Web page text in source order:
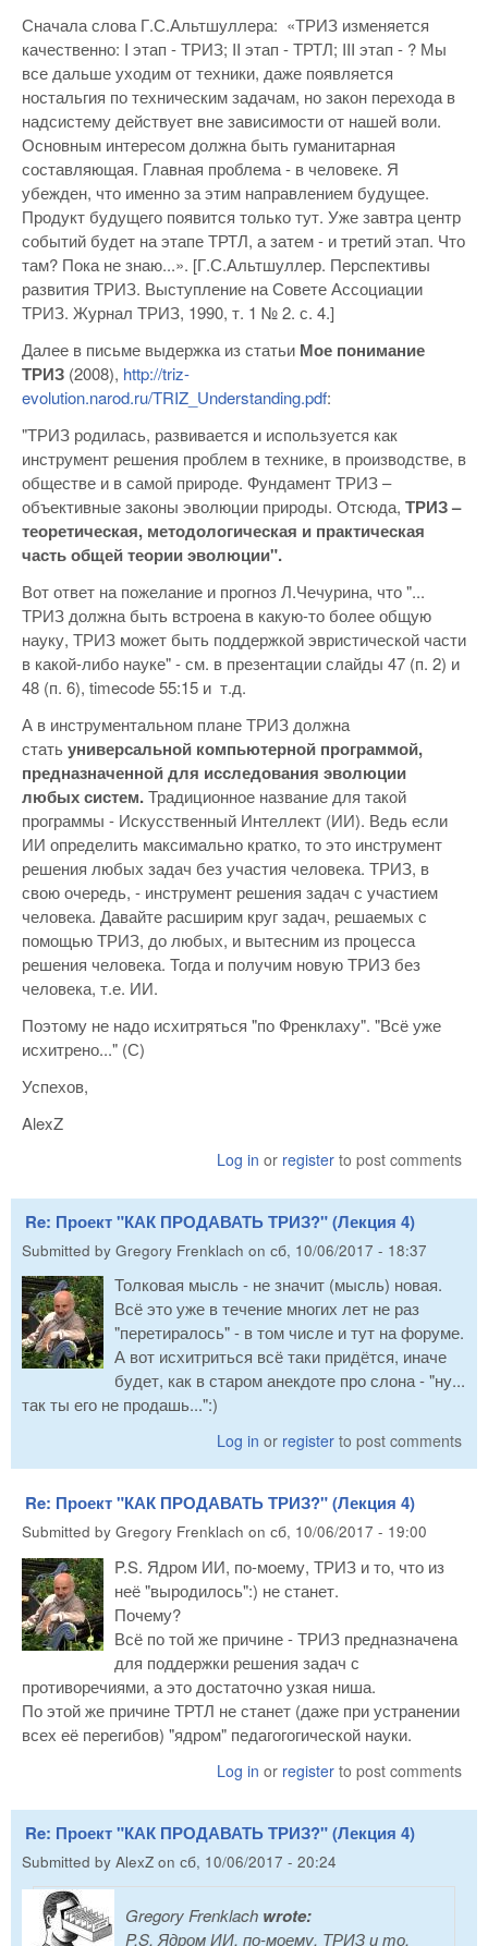
​​Сначала слова Г.С.Альтшуллера: «ТРИЗ изменяется
качественно: I этап - ТРИЗ; II этап - ТРТЛ; III этап - ? Мы
все дальше уходим от техники, даже появляется
ностальгия по техническим задачам, но закон перехода в
надсистему действует вне зависимости от нашей воли.
Основным интересом должна быть гуманитарная
составляющая. Главная проблема - в человеке. Я
убежден, что именно за этим направлением будущее.
Продукт будущего появится только тут. Уже завтра центр
событий будет на этапе ТРТЛ, а затем - и третий этап. Что
там? Пока не знаю...». [Г.С.Альтшуллер. Перспективы
развития ТРИЗ. Выступление на Совете Ассоциации
ТРИЗ. Журнал ТРИЗ, 1990, т. 1 № 2. с. 4.]
Далее в письме выдержка из статьи Мое понимание
ТРИЗ (2008), http://triz-
evolution.narod.ru/TRIZ_Understanding.pdf:
"ТРИЗ родилась, развивается и используется как
инструмент решения проблем в технике, в производстве, в
обществе и в самой природе. Фундамент ТРИЗ –
объективные законы эволюции природы. Отсюда, ТРИЗ –
теоретическая, методологическая и практическая
часть общей теории эволюции".
Вот ответ на пожелание и прогноз Л.Чечурина, что "...
ТРИЗ должна быть встроена в какую-то более общую
науку, ТРИЗ может быть поддержкой эвристической части
в какой-либо науке" - см. в презентации слайды 47 (п. 2) и
48 (п. 6), timecode 55:15 и т.д.
А в инструментальном плане ТРИЗ должна
статьуниверсальной компьютерной программой,
предназначенной для исследования эволюции
любых систем.Традиционное название для такой
программы - Искусственный Интеллект (ИИ). Ведь если
ИИ определить максимально кратко, то это инструмент
решения любых задач без участия человека. ТРИЗ, в
свою очередь, - инструмент решения задач с участием
человека. Давайте расширим круг задач, решаемых с
помощью ТРИЗ, до любых, и вытесним из процесса
решения человека. Тогда и получим новую ТРИЗ без
человека, т.е. ИИ.
Поэтому не надо исхитряться "по Френклаху". "Всё уже
исхитрено..." (С)
Успехов,
AlexZ
Log in or register to post comments
Re: Проект "КАК ПРОДАВАТЬ ТРИЗ?" (Лекция 4)
Submitted by Gregory Frenklach on сб, 10/06/2017 - 18:37
Толковая мысль - не значит (мысль) новая.
Всё это уже в течение многих лет не раз
"перетиралось" - в том числе и тут на форуме.
А вот исхитриться всё таки придётся, иначе
будет, как в старом анекдоте про слона - "ну...
так ты его не продашь...":)
Log in or register to post comments
Re: Проект "КАК ПРОДАВАТЬ ТРИЗ?" (Лекция 4)
Submitted by Gregory Frenklach on сб, 10/06/2017 - 19:00
P.S. Ядром ИИ, по-моему, ТРИЗ и то, что из
неё "выродилось":) не станет.
Почему?
Всё по той же причине - ТРИЗ предназначена
для поддержки решения задач с
противоречиями, а это достаточно узкая ниша.
По этой же причине ТРТЛ не станет (даже при устранении
всех её перегибов) "ядром" педагогогической науки.
Log in or register to post comments
Re: Проект "КАК ПРОДАВАТЬ ТРИЗ?" (Лекция 4)
Submitted by AlexZ on сб, 10/06/2017 - 20:24
Gregory Frenklach wrote:
P.S. Ядром ИИ, по-моему, ТРИЗ и то,